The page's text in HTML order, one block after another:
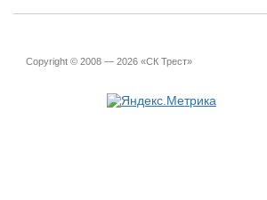
Copyright © 2008 — 2026 «СК Трест»